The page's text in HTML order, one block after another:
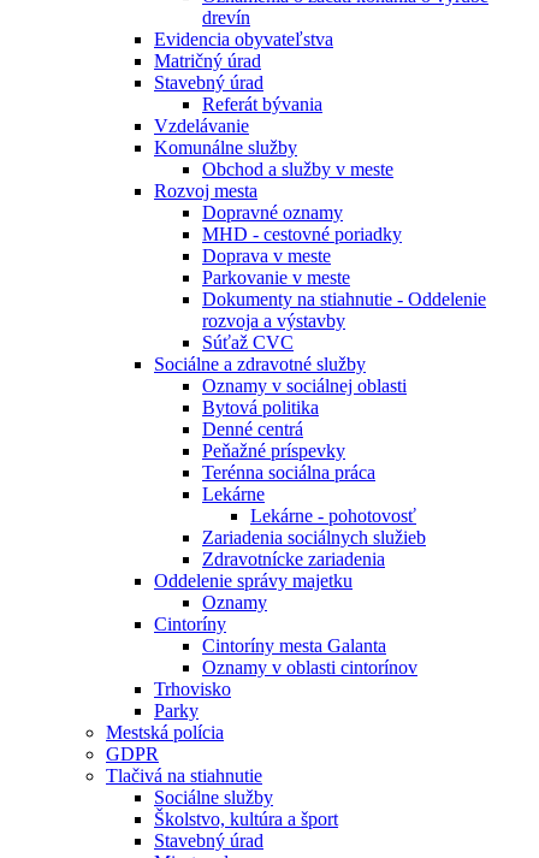
drevín
Evidencia obyvateľstva
Matričný úrad
Stavebný úrad
Referát bývania
Vzdelávanie
Komunálne služby
Obchod a služby v meste
Rozvoj mesta
Dopravné oznamy
MHD - cestovné poriadky
Doprava v meste
Parkovanie v meste
Dokumenty na stiahnutie - Oddelenie
rozvoja a výstavby
Súťaž CVC
Sociálne a zdravotné služby
Oznamy v sociálnej oblasti
Bytová politika
Denné centrá
Peňažné príspevky
Terénna sociálna práca
Lekárne
Lekárne - pohotovosť
Zariadenia sociálnych služieb
Zdravotnícke zariadenia
Oddelenie správy majetku
Oznamy
Cintoríny
Cintoríny mesta Galanta
Oznamy v oblasti cintorínov
Trhovisko
Parky
Mestská polícia
GDPR
Tlačivá na stiahnutie
Sociálne služby
Školstvo, kultúra a šport
Stavebný úrad